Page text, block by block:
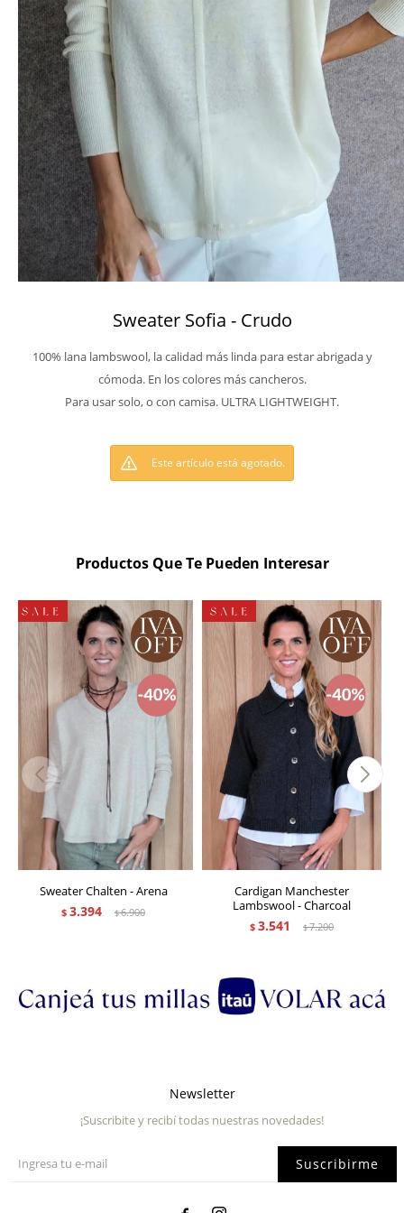
Sweater Sofia - Crudo
100% lana lambswool, la calidad más linda para estar abrigada y
cómoda. En los colores más cancheros.
Para usar solo, o con camisa. ULTRA LIGHTWEIGHT.
Este artículo está agotado.
Productos Que Te Pueden Interesar
Sweater Chalten - Arena
$ 3.394 $6.900
Cardigan Manchester
Lambswool - Charcoal
$ 3.541 $7.200
Newsletter
¡Suscribite y recibí todas nuestras novedades!
Suscribirme